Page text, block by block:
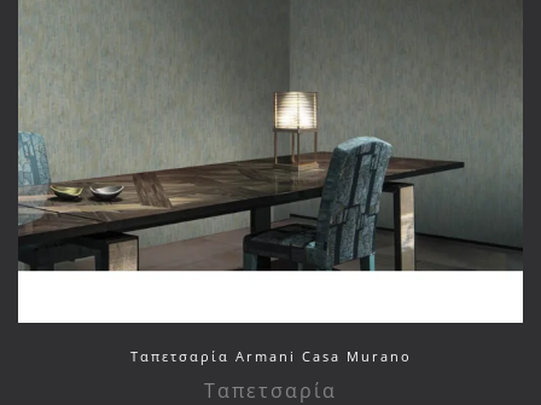
Ταπετσαρία Armani Casa Murano
Ταπετσαρία